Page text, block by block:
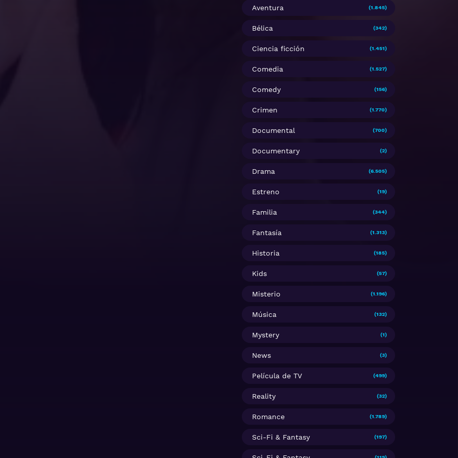
Aventura (1.845)
Bélica (342)
Ciencia ficción (1.451)
Comedia (1.527)
Comedy (156)
Crimen (1.770)
Documental (700)
Documentary (2)
Drama (6.505)
Estreno (19)
Familia (344)
Fantasía (1.313)
Historia (185)
Kids (57)
Misterio (1.196)
Música (132)
Mystery (1)
News (3)
Película de TV (499)
Reality (32)
Romance (1.789)
Sci-Fi & Fantasy (197)